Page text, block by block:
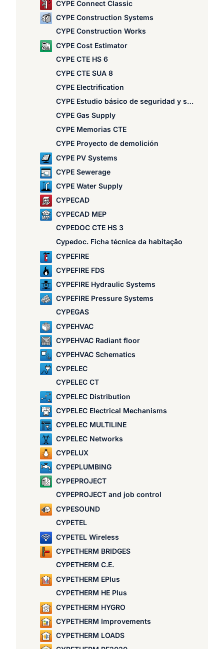
CYPE Connect Classic
CYPE Construction Systems
CYPE Construction Works
CYPE Cost Estimator
CYPE CTE HS 6
CYPE CTE SUA 8
CYPE Electrification
CYPE Estudio básico de seguridad y salud
CYPE Gas Supply
CYPE Memorias CTE
CYPE Proyecto de demolición
CYPE PV Systems
CYPE Sewerage
CYPE Water Supply
CYPECAD
CYPECAD MEP
CYPEDOC CTE HS 3
Cypedoc. Ficha técnica da habitação
CYPEFIRE
CYPEFIRE FDS
CYPEFIRE Hydraulic Systems
CYPEFIRE Pressure Systems
CYPEGAS
CYPEHVAC
CYPEHVAC Radiant floor
CYPEHVAC Schematics
CYPELEC
CYPELEC CT
CYPELEC Distribution
CYPELEC Electrical Mechanisms
CYPELEC MULTILINE
CYPELEC Networks
CYPELUX
CYPEPLUMBING
CYPEPROJECT
CYPEPROJECT and job control
CYPESOUND
CYPETEL
CYPETEL Wireless
CYPETHERM BRIDGES
CYPETHERM C.E.
CYPETHERM EPlus
CYPETHERM HE Plus
CYPETHERM HYGRO
CYPETHERM Improvements
CYPETHERM LOADS